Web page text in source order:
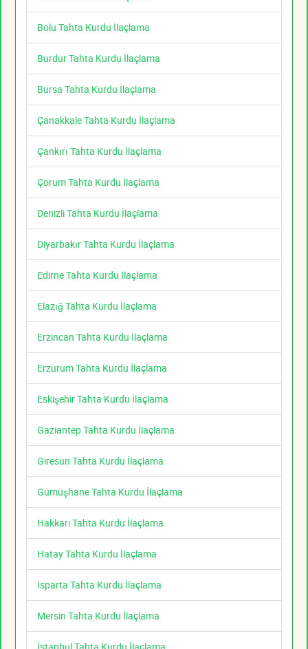
Bolu Tahta Kurdu İlaçlama
Burdur Tahta Kurdu İlaçlama
Bursa Tahta Kurdu İlaçlama
Çanakkale Tahta Kurdu İlaçlama
Çankırı Tahta Kurdu İlaçlama
Çorum Tahta Kurdu İlaçlama
Denizli Tahta Kurdu İlaçlama
Diyarbakır Tahta Kurdu İlaçlama
Edirne Tahta Kurdu İlaçlama
Elazığ Tahta Kurdu İlaçlama
Erzincan Tahta Kurdu İlaçlama
Erzurum Tahta Kurdu İlaçlama
Eskişehir Tahta Kurdu İlaçlama
Gaziantep Tahta Kurdu İlaçlama
Giresun Tahta Kurdu İlaçlama
Gümüşhane Tahta Kurdu İlaçlama
Hakkari Tahta Kurdu İlaçlama
Hatay Tahta Kurdu İlaçlama
Isparta Tahta Kurdu İlaçlama
Mersin Tahta Kurdu İlaçlama